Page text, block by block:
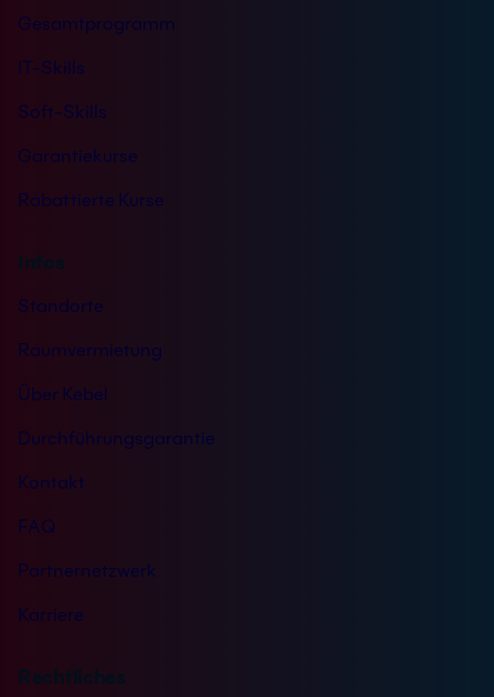
Gesamtprogramm
IT-Skills
Soft-Skills
Garantiekurse
Rabattierte Kurse
Infos
Standorte
Raumvermietung
Über Kebel
Durchführungsgarantie
Kontakt
FAQ
Partnernetzwerk
Karriere
Rechtliches